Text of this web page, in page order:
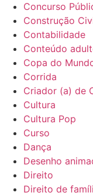
Concurso
Construção
Contabilidade
Conteúdo
Copa do
Corrida
Criador (a) de
Cultura
Cultura Pop
Curso
Dança
Desenho
Direito
Direito de